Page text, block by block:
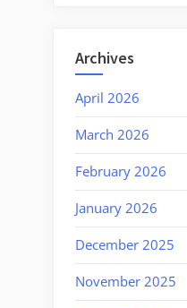
Archives
April 2026
March 2026
February 2026
January 2026
December 2025
November 2025